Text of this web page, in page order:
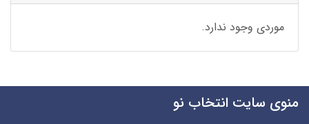
موردی وجود ندارد.
منوی سایت انتخاب نو